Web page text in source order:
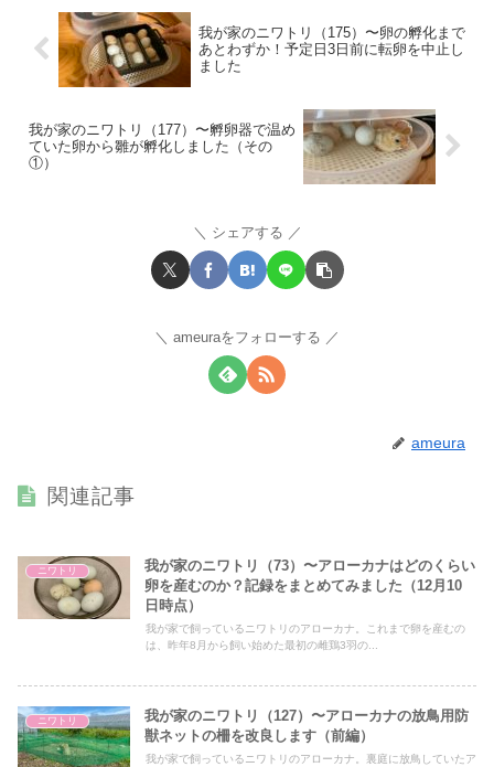
我が家のニワトリ（175）〜卵の孵化まで
あとわずか！予定日3日前に転卵を中止し
ました
我が家のニワトリ（177）〜孵卵器で温め
ていた卵から雛が孵化しました（その
①）
シェアする
ameuraをフォローする
ameura
関連記事
ニワトリ
我が家のニワトリ（73）〜アローカナはどのくらい
卵を産むのか？記録をまとめてみました（12月10
日時点）
我が家で飼っているニワトリのアローカナ。これまで卵を産むの
は、昨年8月から飼い始めた最初の雌鶏3羽の...
ニワトリ
我が家のニワトリ（127）〜アローカナの放鳥用防
獣ネットの柵を改良します（前編）
我が家で飼っているニワトリのアローカナ。裏庭に放鳥していたア